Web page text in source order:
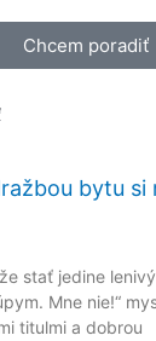
Chcem poradiť
bytu si
stať jedine
Mne nie!“
titulmi a dobrou